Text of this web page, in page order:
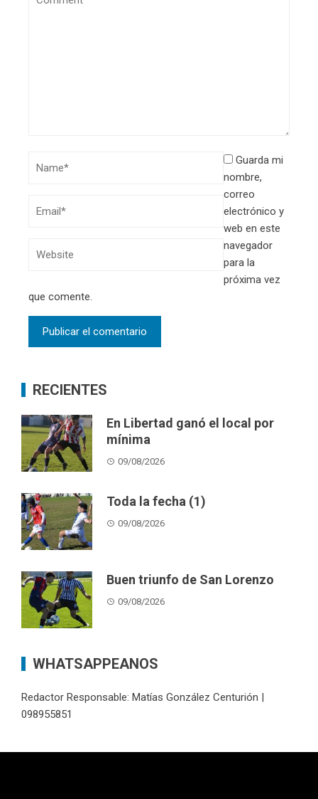
Guarda mi
nombre,
correo
electrónico y
web en este
navegador
para la
próxima vez
que comente.
RECIENTES
En Libertad ganó el local por
mínima
09/08/2026
Toda la fecha (1)
09/08/2026
Buen triunfo de San Lorenzo
09/08/2026
WHATSAPPEANOS
Redactor Responsable: Matías González Centurión |
098955851